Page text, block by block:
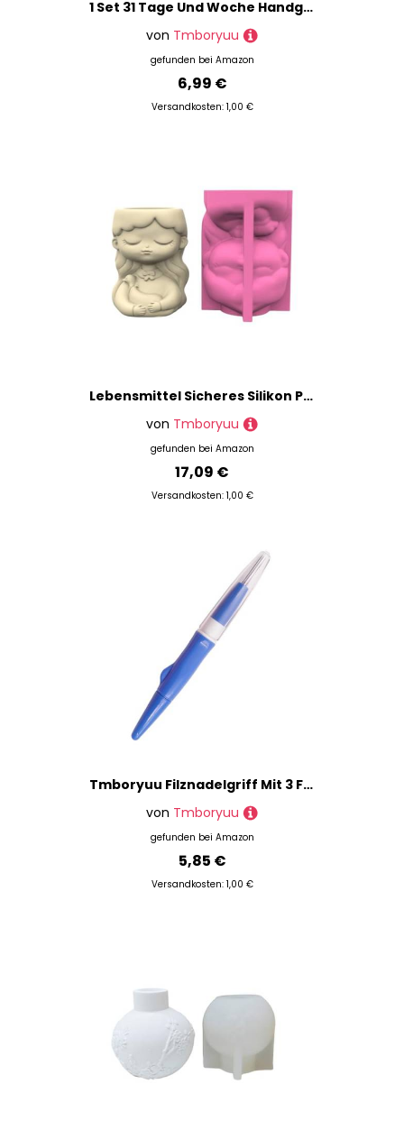
1 Set 31 Tage Und Woche Handgefertigter Desktop Tischkalender Formular Für Epoxidharz Schmuck Zum Epoxidharz Silikonform Schmuck
von Tmboryuu
gefunden bei Amazon
6,99 €
Versandkosten: 1,00 €
Lebensmittel Sicheres Silikon Pflanzerform Mit Mädchen Figur Handwerkliche Blumentöpfe Schimmelpekte Werkzeug Für Hausgartendekoration Nahrungsnahrung Silikonhandwerksform
von Tmboryuu
gefunden bei Amazon
17,09 €
Versandkosten: 1,00 €
Tmboryuu Filznadelgriff Mit 3 Filznadeln Stickstanzstift DREI Nadelfilzgriffe Wollfilzzubehör
von Tmboryuu
gefunden bei Amazon
5,85 €
Versandkosten: 1,00 €